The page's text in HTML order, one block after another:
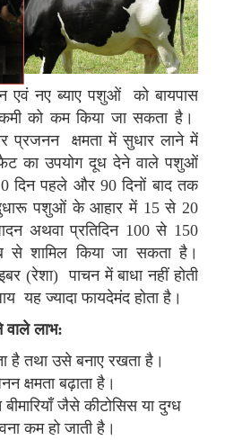
एवं नए ब्याए पशुओं को बायपास
को कम किया जा सकता है।
क्षमता में सुधार लाने में
फैट का उपयोग दूध देने वाले पशुओं
पहले और 90 दिनों बाद तक
पशुओं के आहार में 15 से 20
अथवा प्रतिदिन 100 से 150
से शामिल किया जा सकता है।
(रेशा) पाचन में बाधा नहीं होती
यह ज्यादा फायदेमंद होता है।
वाले लाभ:
है तथा उसे बनाए रखता है।
क्षमता बढ़ाता है।
जैसे कीटोसिस या दुग्ध
कम हो जाती है।